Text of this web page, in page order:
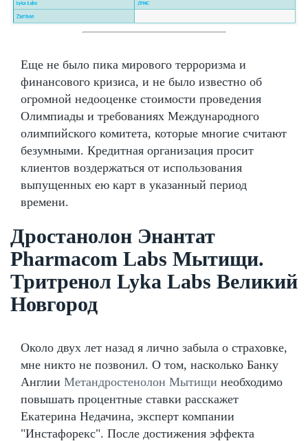
Еще не было пика мирового терроризма и
финансового кризиса, и не было известно об
огромной недооценке стоимости проведения
Олимпиады и требованиях Международного
олимпийского комитета, которые многие считают
безумными. Кредитная организация просит
клиентов воздержаться от использования
выпущенных ею карт в указанный период
времени.
Дростанолон Энантат
Pharmacom Labs Мытищи.
Тритренол Lyka Labs Великий
Новгород
Около двух лет назад я лично забыла о страховке,
мне никто не позвонил. О том, насколько Банку
Англии Метандростенолон Мытищи необходимо
повышать процентные ставки расскажет
Екатерина Недачина, эксперт компании
"Инстафорекс". После достижения эффекта